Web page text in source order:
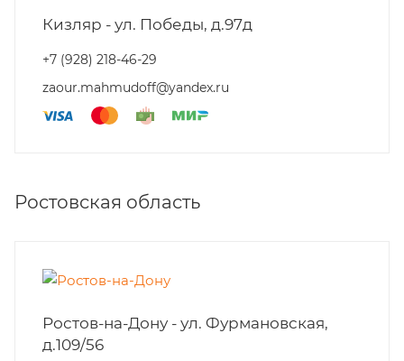
Кизляр - ул. Победы, д.97д
+7 (928) 218-46-29
zaour.mahmudoff@yandex.ru
Ростовская область
Ростов-на-Дону - ул. Фурмановская,
д.109/56